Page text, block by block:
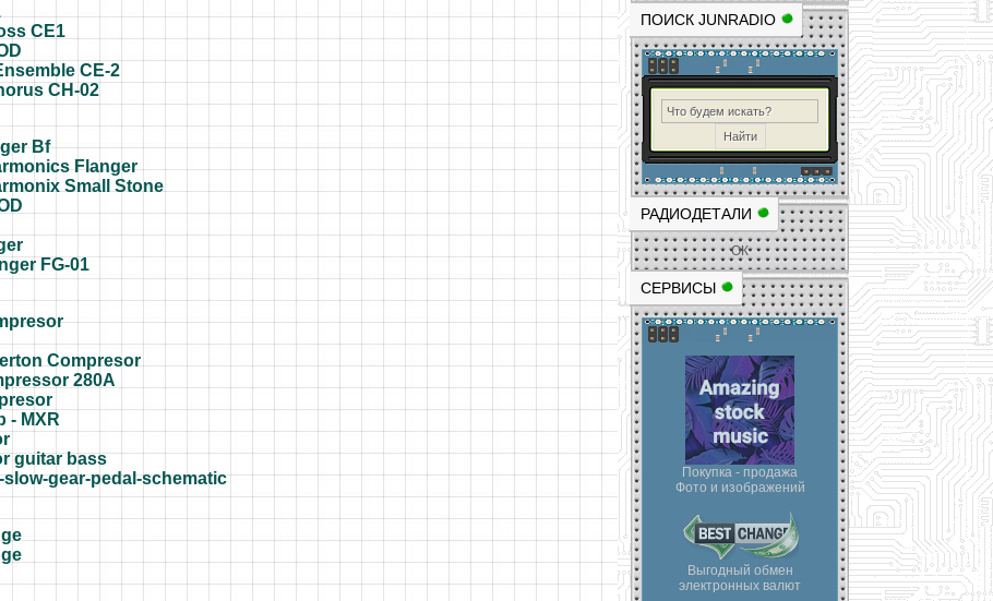
ПОИСК JUNRADIO
РАДИОДЕТАЛИ
ОК
СЕРВИСЫ
Покупка - продажа
Фото и изображений
Выгодный обмен
электронных валют
CE1
CE-2
CH-02
Bf
Flanger
Small Stone
FG-01
Compresor
280A
- MXR
guitar bass
gear-pedal-schematic